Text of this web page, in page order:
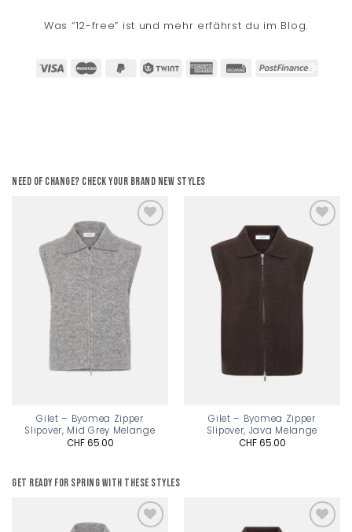
Was “12-free” ist und mehr erfährst du im Blog.
Need of change? Check your brand new styles
Add to
wishlist
Gilet – Byomea Zipper
Slipover, Mid Grey Melange
CHF65.00
Add to
wishlist
Gilet – Byomea Zipper
Slipover, Java Melange
CHF65.00
Get ready for spring with these styles